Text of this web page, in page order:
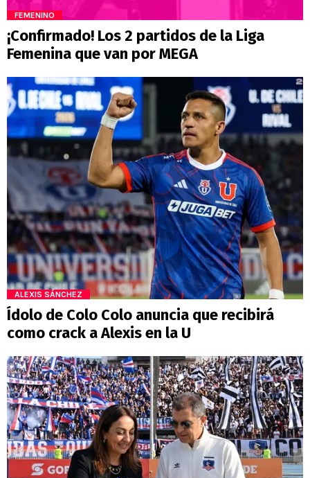
FEMENINO
¡Confirmado! Los 2 partidos de la Liga
Femenina que van por MEGA
ALEXIS SÁNCHEZ
Ídolo de Colo Colo anuncia que recibirá
como crack a Alexis en la U